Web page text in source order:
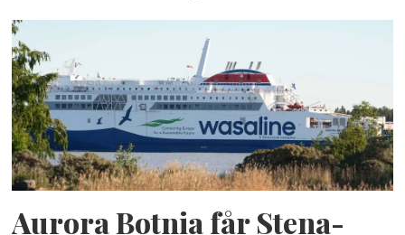
Aurora Botnia får Stena-